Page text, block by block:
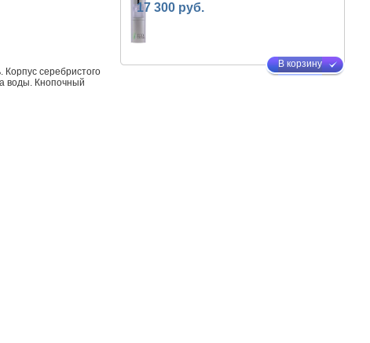
серебристого
воды. Кнопочный
17 300 руб.
В корзину